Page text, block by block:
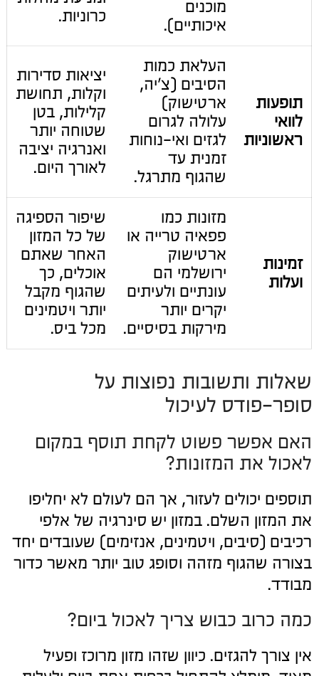
מוכנים
איכותיים).
כרוניות.
תופעות
לוואי
ראשוניות
העלאת כמות
הסיבים (צ'יה,
ארטישוק)
עלולה לגרום
לגזים ואי-נוחות
זמנית עד
שהגוף מתרגל.
יציאות סדירות
וקלות, תחושת
קלילות, בטן
שטוחה יותר
ואנרגיה יציבה
לאורך היום.
זמינות
ועלות
מזונות כמו
פפאיה טרייה או
ארטישוק
ירושלמי הם
עונתיים ולעיתים
יקרים יותר
מירקות בסיסיים.
שיפור הספיגה
של כל המזון
האחר שאתם
אוכלים, כך
שהגוף מקבל
יותר ויטמינים
מכל ביס.
שאלות ותשובות נפוצות על
סופר-פודס לעיכול
האם אפשר פשוט לקחת תוסף במקום
לאכול את המזונות?
תוספים יכולים לעזור, אך הם לעולם לא יחליפו
את המזון השלם. במזון יש סינרגיה של אלפי
רכיבים (סיבים, ויטמינים, אנזימים) שעובדים יחד
בצורה שהגוף מזהה וסופג טוב יותר מאשר כדור
מבודד.
כמה כרוב כבוש צריך לאכול ביום?
אין צורך להגזים. כיוון שזהו מזון מרוכז ופעיל